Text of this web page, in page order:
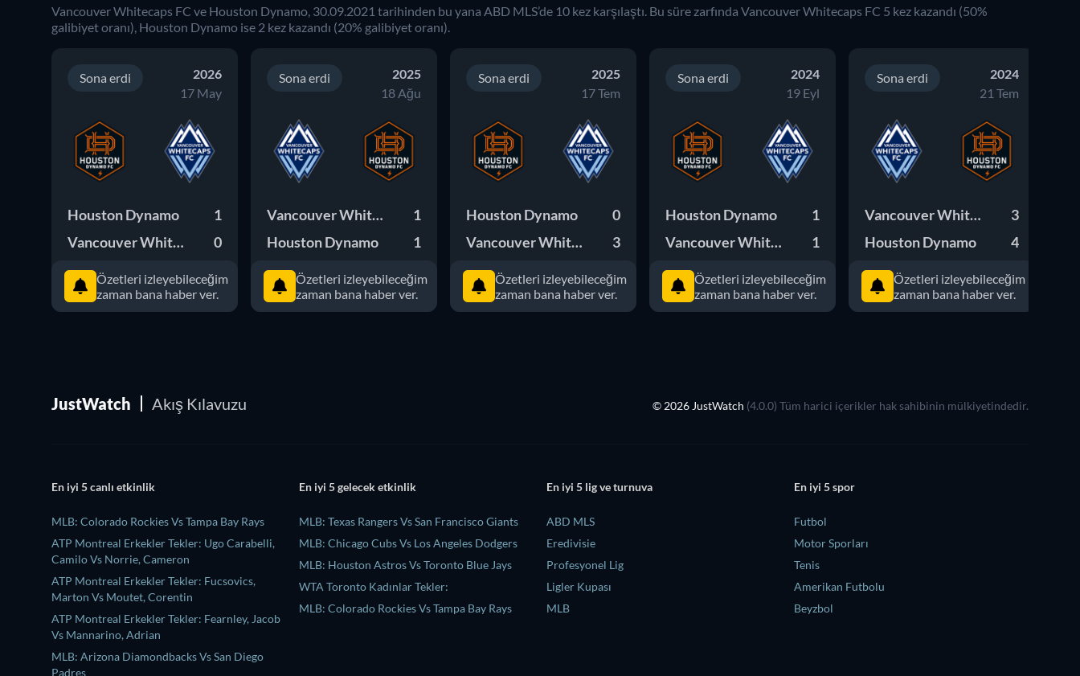
Vancouver Whitecaps FC ve Houston Dynamo 30.09.2021 tarihinden bu yana ABD MLS’de 10 kez karşılaştı. Bu süre zarfında Vancouver Whitecaps FC 5 kez kazandı (50%
galibiyet oranı), Houston Dynamo ise 2 kez kazandı (20% galibiyet oranı).
Sona erdi
2026
17 May
Houston Dynamo
1
Vancouver Whitecaps FC
0
Özetleri izleyebileceğim
zaman bana haber ver.
Sona erdi
2025
18 Ağu
Vancouver Whitecaps FC
1
Houston Dynamo
1
Özetleri izleyebileceğim
zaman bana haber ver.
Sona erdi
2025
17 Tem
Houston Dynamo
0
Vancouver Whitecaps FC
3
Özetleri izleyebileceğim
zaman bana haber ver.
Sona erdi
2024
19 Eyl
Houston Dynamo
1
Vancouver Whitecaps FC
1
Özetleri izleyebileceğim
zaman bana haber ver.
Sona erdi
2024
21 Tem
Vancouver Whitecaps FC
3
Houston Dynamo
4
Özetleri izleyebileceğim
zaman bana haber ver.
JustWatch Akış Kılavuzu © 2026 JustWatch (4.0.0) Tüm harici içerikler hak sahibinin mülkiyetindedir.
En iyi 5 canlı etkinlik
MLB: Colorado Rockies Vs Tampa Bay Rays
ATP Montreal Erkekler Tekler: Ugo Carabelli,
Camilo Vs Norrie, Cameron
ATP Montreal Erkekler Tekler: Fucsovics,
Marton Vs Moutet, Corentin
ATP Montreal Erkekler Tekler: Fearnley, Jacob
Vs Mannarino, Adrian
MLB: Arizona Diamondbacks Vs San Diego
Padres
En iyi 5 gelecek etkinlik
MLB: Texas Rangers Vs San Francisco Giants
MLB: Chicago Cubs Vs Los Angeles Dodgers
MLB: Houston Astros Vs Toronto Blue Jays
WTA Toronto Kadınlar Tekler:
MLB: Colorado Rockies Vs Tampa Bay Rays
En iyi 5 lig ve turnuva
ABD MLS
Eredivisie
Profesyonel Lig
Ligler Kupası
MLB
En iyi 5 spor
Futbol
Motor Sporları
Tenis
Amerikan Futbolu
Beyzbol